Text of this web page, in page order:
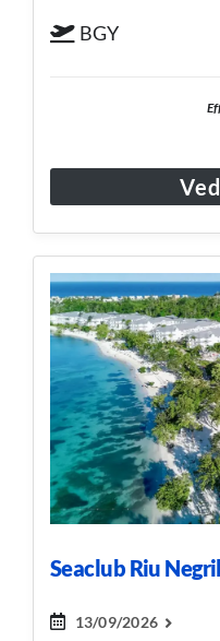
BGY
Seaclub Riu Negril
13/09/2026